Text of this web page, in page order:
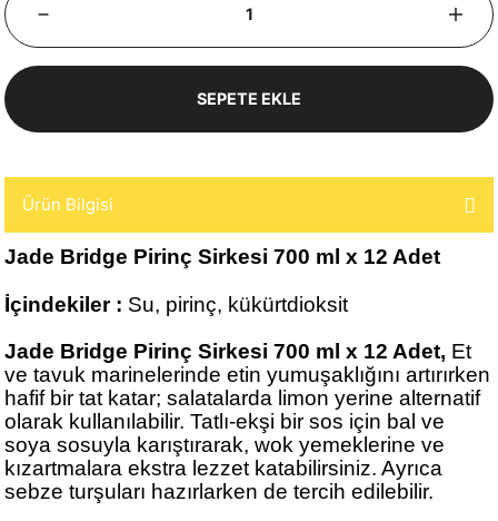
SEPETE EKLE
Ürün Bilgisi
Jade Bridge Pirinç Sirkesi 700 ml x 12 Adet
İçindekiler : Su, pirinç, kükürtdioksit
Jade Bridge Pirinç Sirkesi 700 ml x 12 Adet, Et
ve tavuk marinelerinde etin yumuşaklığını artırırken
hafif bir tat katar; salatalarda limon yerine alternatif
olarak kullanılabilir. Tatlı-ekşi bir sos için bal ve
soya sosuyla karıştırarak, wok yemeklerine ve
kızartmalara ekstra lezzet katabilirsiniz. Ayrıca
sebze turşuları hazırlarken de tercih edilebilir.